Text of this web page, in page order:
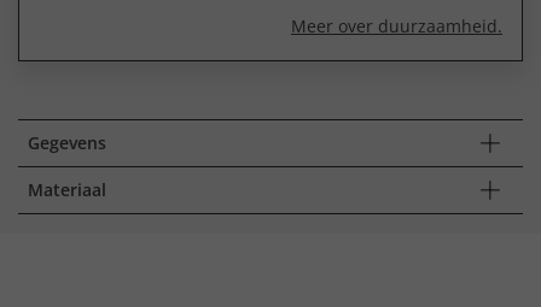
Meer over duurzaamheid.
Gegevens
Materiaal